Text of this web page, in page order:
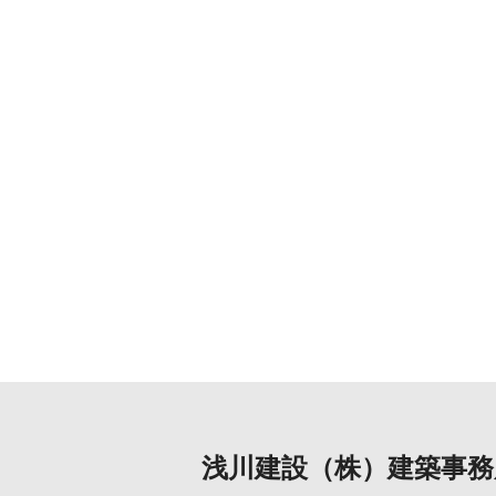
浅川建設（株）建築事